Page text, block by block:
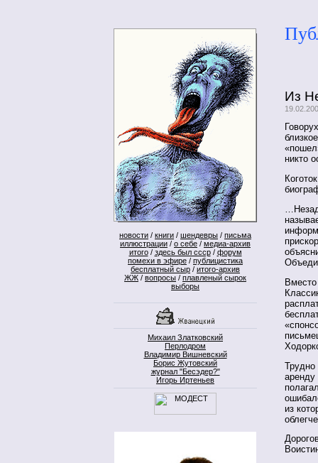
новости / книги / шендевры / письма
иллюстрации / о себе / медиа-архив
итого/ здесь был ссср/ форум
помехи в эфире / публицистика
бесплатный сыр / итого-архив
ЖЖ / вопросы / плавленый сырок
выборы
Михаил Златковский
Перлодром
Владимир Вишневский
Борис Жутовский
журнал "Бесэдер?"
Игорь Иртеньев
Из
никто
аренду
из